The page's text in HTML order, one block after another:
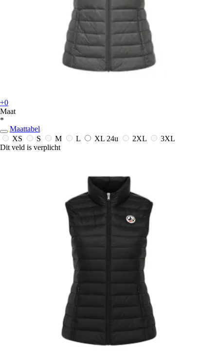
+0
Maat
*
Maattabel
XS
S M L XL 24u 2XL
3XL
Dit veld is verplicht